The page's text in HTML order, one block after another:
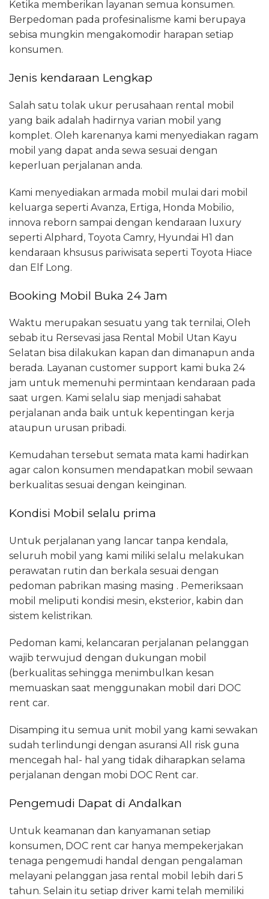
Ketika memberikan layanan semua konsumen.
Berpedoman pada profesinalisme kami berupaya
sebisa mungkin mengakomodir harapan setiap
konsumen.
Jenis kendaraan Lengkap
Salah satu tolak ukur perusahaan rental mobil
yang baik adalah hadirnya varian mobil yang
komplet. Oleh karenanya kami menyediakan ragam
mobil yang dapat anda sewa sesuai dengan
keperluan perjalanan anda.
Kami menyediakan armada mobil mulai dari mobil
keluarga seperti Avanza, Ertiga, Honda Mobilio,
innova reborn sampai dengan kendaraan luxury
seperti Alphard, Toyota Camry, Hyundai H1 dan
kendaraan khsusus pariwisata seperti Toyota Hiace
dan Elf Long.
Booking Mobil Buka 24 Jam
Waktu merupakan sesuatu yang tak ternilai, Oleh
sebab itu Rersevasi jasa Rental Mobil Utan Kayu
Selatan bisa dilakukan kapan dan dimanapun anda
berada. Layanan customer support kami buka 24
jam untuk memenuhi permintaan kendaraan pada
saat urgen. Kami selalu siap menjadi sahabat
perjalanan anda baik untuk kepentingan kerja
ataupun urusan pribadi.
Kemudahan tersebut semata mata kami hadirkan
agar calon konsumen mendapatkan mobil sewaan
berkualitas sesuai dengan keinginan.
Kondisi Mobil selalu prima
Untuk perjalanan yang lancar tanpa kendala,
seluruh mobil yang kami miliki selalu melakukan
perawatan rutin dan berkala sesuai dengan
pedoman pabrikan masing masing . Pemeriksaan
mobil meliputi kondisi mesin, eksterior, kabin dan
sistem kelistrikan.
Pedoman kami, kelancaran perjalanan pelanggan
wajib terwujud dengan dukungan mobil
(berkualitas sehingga menimbulkan kesan
memuaskan saat menggunakan mobil dari DOC
rent car.
Disamping itu semua unit mobil yang kami sewakan
sudah terlindungi dengan asuransi All risk guna
mencegah hal- hal yang tidak diharapkan selama
perjalanan dengan mobi DOC Rent car.
Pengemudi Dapat di Andalkan
Untuk keamanan dan kanyamanan setiap
konsumen, DOC rent car hanya mempekerjakan
tenaga pengemudi handal dengan pengalaman
melayani pelanggan jasa rental mobil lebih dari 5
tahun. Selain itu setiap driver kami telah memiliki